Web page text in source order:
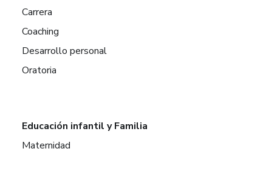
Carrera
Coaching
Desarrollo personal
Oratoria
Educación infantil y Familia
Maternidad